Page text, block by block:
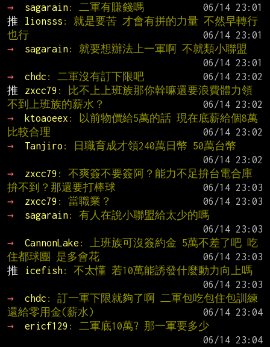
→
sagarain: 二軍有賺錢嗎
推
lionsss : 就是要苦 才會有拼的力量 不然早轉行
也行
→
sagarain: 就要想辦法上一軍啊 不就類小聯盟
→
chdc : 二軍沒有訂下限吧
推
zxcc79 : 比不上上班族那你幹嘛還要浪費體力領
不到上班族的薪水？
→
ktoaoeex : 以前物價給5萬的話 現在底薪給個8萬
比較合理
→
Tanjiro : 日職育成才領240萬日幣 50萬台幣
→
zxcc79 : 不爽簽不要簽阿？能力不足拚台電合庫
拚不到？那還要打棒球
→
zxcc79 : 當職業？
→
sagarain: 有人在說小聯盟給太少的嗎
→
CannonLake : 上班族可沒簽約金 5萬不差了吧 吃
住都球團 是多會花
推
icefish: 不太懂 若10萬能誘發什麼動力向上嗎
→
chdc : 訂一軍下限就夠了啊 二軍包吃包住包訓練
還給零用金(薪水)
→
ericf129 : 二軍底10萬? 那一軍要多少